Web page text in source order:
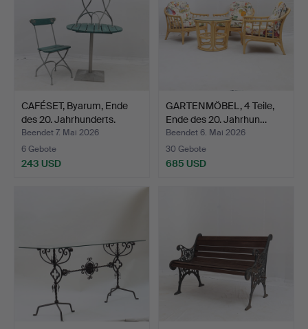
CAFÉSET, Byarum, Ende
des 20. Jahrhunderts.
Beendet 7. Mai 2026
6 Gebote
243 USD
GARTENMÖBEL, 4 Teile,
Ende des 20. Jahrhun…
Beendet 6. Mai 2026
30 Gebote
685 USD